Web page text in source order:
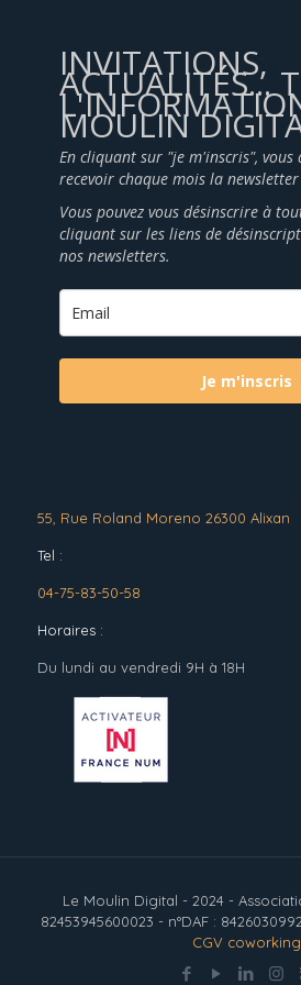
INVITATIONS,
ACTUALITÉS...
MOULIN
En cliquant sur "je m'inscris", vous
recevoir chaque mois la
Vous pouvez vous désinscrire à
cliquant sur les liens de
nos newsletters.
Je m'inscris
55, Rue Roland Moreno 26300 Alixan
Tel :
04-75-83-50-58
Horaires :
Du lundi au vendredi 9H à 18H
Le Moulin Digital - 2024 -
82453945600023 - n°DAF :
CGV coworking